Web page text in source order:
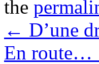
the
← D’une
En route…